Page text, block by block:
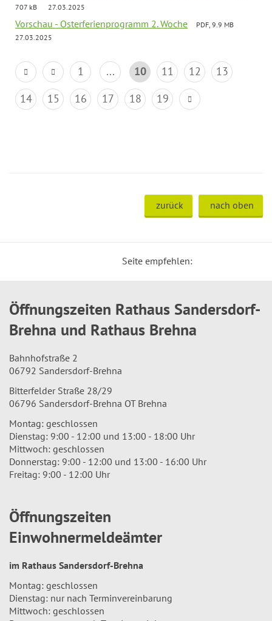
707 kB
27.03.2025
Vorschau - Osterferienprogramm 2. Woche
PDF, 9.9 MB
27.03.2025
1 ... 10 11 12
13
14
15 16 17 18 19
zurück nach oben
Seite empfehlen:
Öffnungszeiten Rathaus Sandersdorf-
Brehna und Rathaus Brehna
Bahnhofstraße 2
06792 Sandersdorf-Brehna
Bitterfelder Straße 28/29
06796 Sandersdorf-Brehna OT Brehna
Montag: geschlossen
Dienstag: 9:00 - 12:00 und 13:00 - 18:00 Uhr
Mittwoch: geschlossen
Donnerstag: 9:00 - 12:00 und 13:00 - 16:00 Uhr
Freitag: 9:00 - 12:00 Uhr
Öffnungszeiten
Einwohnermeldeämter
im Rathaus Sandersdorf-Brehna
Montag: geschlossen
Dienstag: nur nach Terminvereinbarung
Mittwoch: geschlossen